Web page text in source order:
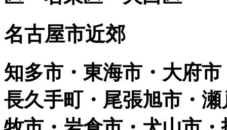
名古屋市近郊
知多市・東海市・大府
長久手町・尾張旭市・